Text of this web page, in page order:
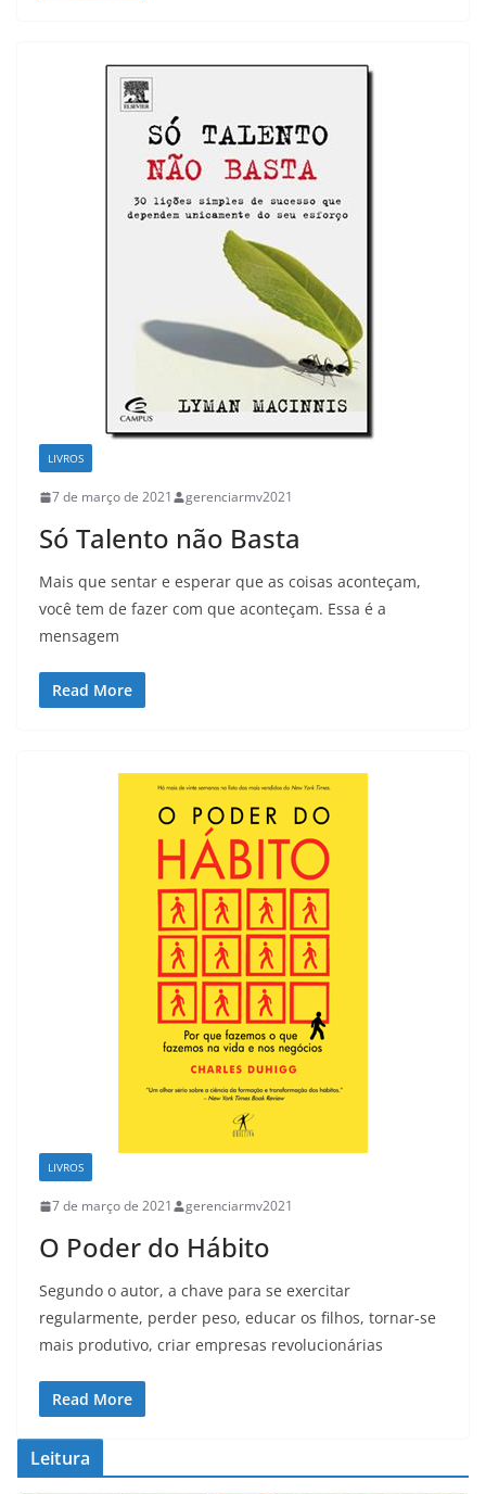
LIVROS
7 de março de 2021 gerenciarmv2021
Só Talento não Basta
Mais que sentar e esperar que as coisas aconteçam,
você tem de fazer com que aconteçam. Essa é a
mensagem
Read More
LIVROS
7 de março de 2021 gerenciarmv2021
O Poder do Hábito
Segundo o autor, a chave para se exercitar
regularmente, perder peso, educar os filhos, tornar-se
mais produtivo, criar empresas revolucionárias
Read More
Leitura